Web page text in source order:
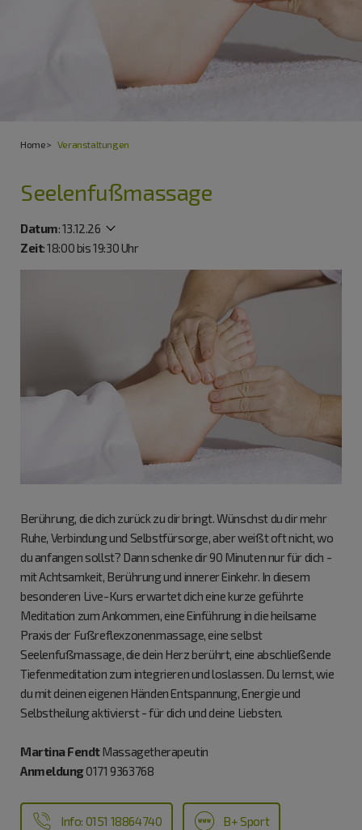
Home Veranstaltungen
Seelenfußmassage
Datum:13.12.26
Zeit: 18:00 bis 19:30 Uhr
Berührung, die dich zurück zu dir bringt. Wünschst du dir mehr
Ruhe, Verbindung und Selbstfürsorge, aber weißt oft nicht, wo
du anfangen sollst? Dann schenke dir 90 Minuten nur für dich -
mit Achtsamkeit, Berührung und innerer Einkehr. In diesem
besonderen Live-Kurs erwartet dich eine kurze geführte
Meditation zum Ankommen, eine Einführung in die heilsame
Praxis der Fußreflexzonenmassage, eine selbst
Seelenfußmassage, die dein Herz berührt, eine abschließende
Tiefenmeditation zum integrieren und loslassen. Du lernst, wie
du mit deinen eigenen Händen Entspannung, Energie und
Selbstheilung aktivierst - für dich und deine Liebsten.
Martina FendtMassagetherapeutin
Anmeldung0171 9363768
Info: 0151 18864740 B+ Sport